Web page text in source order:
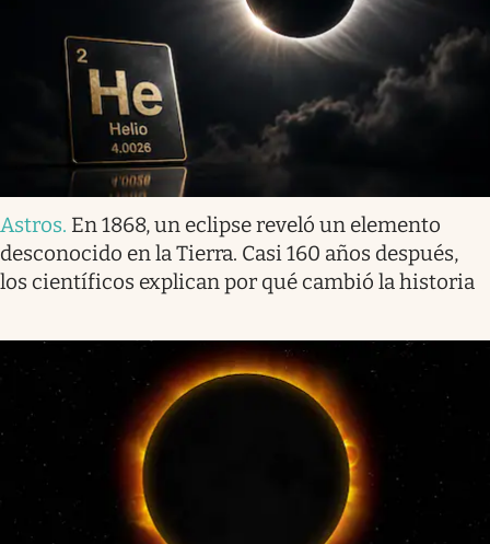
Astros. En 1868, un eclipse reveló un elemento
desconocido en la Tierra. Casi 160 años después,
los científicos explican por qué cambió la historia